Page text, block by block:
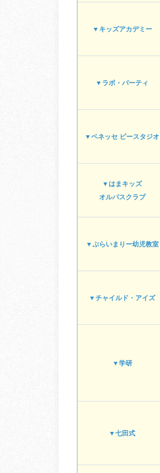
▼キッズアカデミー
▼ラボ・パーティ
▼ベネッセ ビースタジオ
▼はまキッズ
オルパスクラブ
▼ぷらいまりー幼児教室
▼チャイルド・アイズ
▼学研
▼七田式